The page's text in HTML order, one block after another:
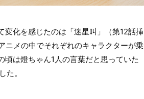
化を感じたのは「迷星叫」（第12話挿
ニメの中でそれぞれのキャラクターが乗
は燈ちゃん1人の言葉だと思っていた
た。